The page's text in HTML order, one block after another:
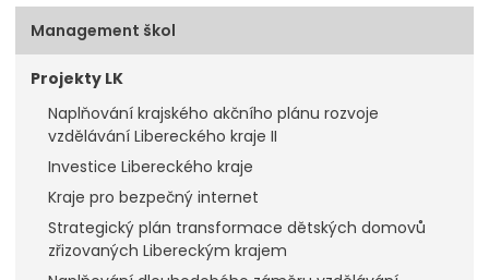
Management škol
Projekty LK
Naplňování krajského akčního plánu rozvoje
vzdělávání Libereckého kraje II
Investice Libereckého kraje
Kraje pro bezpečný internet
Strategický plán transformace dětských domovů
zřizovaných Libereckým krajem